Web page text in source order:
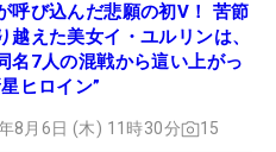
呼び込んだ悲願の初V！ 苦節
越えた美女イ・ユルリンは、
名7人の混戦から這い上がっ
ヒロイン”
8月6日 (木) 11時30分 15